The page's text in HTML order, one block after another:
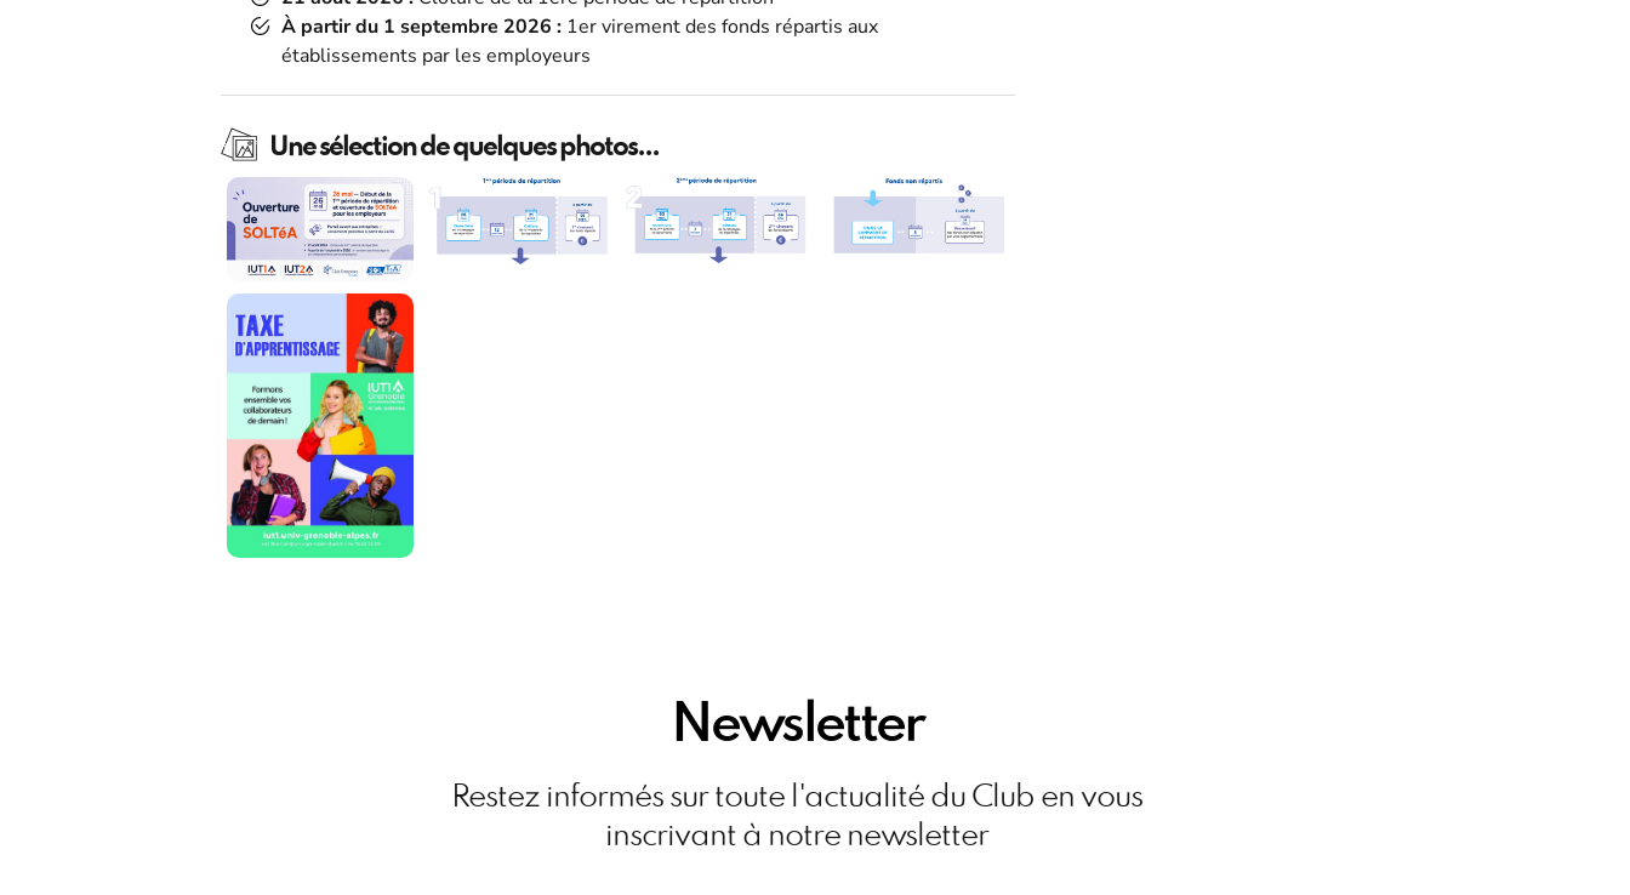
À partir du 1 septembre 2026 : 1er virement des fonds répartis aux
établissements par les employeurs
Une sélection de quelques photos...
Newsletter
Restez informés sur toute l'actualité du Club en vous
inscrivant à notre newsletter